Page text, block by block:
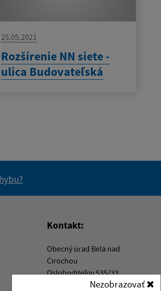
Nezobrazovať
25.05.2021
Rozšírenie NN siete -
ulica Budovateľská
Kontakt:
Obecný úrad Belá nad
Cirochou
Osloboditeľov 535/33
067 81 Belá nad Cirochou